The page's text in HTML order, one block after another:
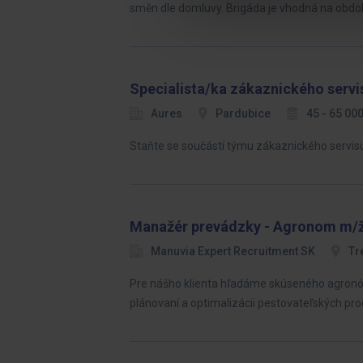
směn dle domluvy. Brigáda je vhodná na
Specialista/ka zákaznického
Aures Pardubice 45 - 65
Staňte se součástí týmu zákaznického
Manažér prevádzky - Agronom m/
Manuvia Expert Recruitment SK
Pre nášho klienta hľadáme skúseného
plánovaní a optimalizácii pestovateľských